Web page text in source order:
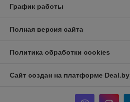
График работы
Полная версия сайта
Политика обработки cookies
Сайт создан на платформе Deal.by